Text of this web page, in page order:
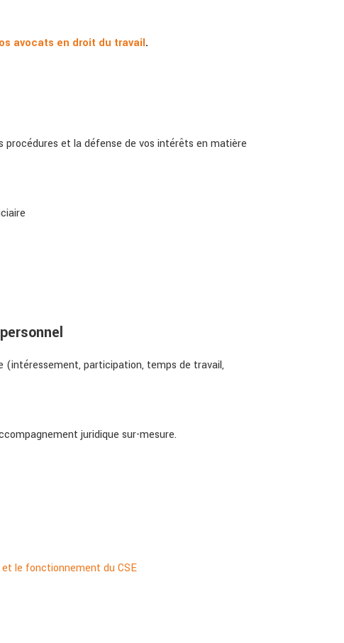
avocats en droit du travail.
procédures et la défense de vos intérêts en matière
participation, temps de travail,
juridique sur-mesure.
le fonctionnement du CSE